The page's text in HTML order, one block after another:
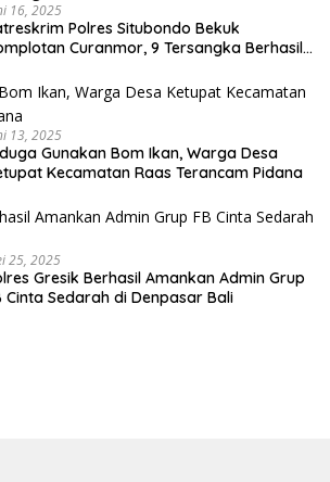
16, 2025
Polres Situbondo Bekuk
Curanmor, 9 Tersangka Berhasil
13, 2025
Gunakan Bom Ikan, Warga Desa
Kecamatan Raas Terancam Pidana
25, 2025
Gresik Berhasil Amankan Admin Grup
Cinta Sedarah di Denpasar Bali